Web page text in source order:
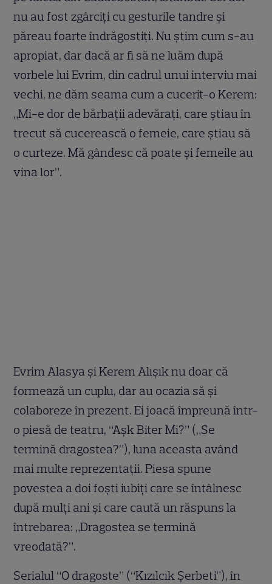
nu au fost zgârciți cu gesturile tandre și
păreau foarte îndrăgostiți. Nu știm cum s-au
apropiat, dar dacă ar fi să ne luăm după
vorbele lui Evrim, din cadrul unui interviu mai
vechi, ne dăm seama cum a cucerit-o Kerem:
„Mi-e dor de bărbații adevărați, care știau în
trecut să cucerească o femeie, care știau să
o curteze. Mă gândesc că poate și femeile au
vina lor”.
Evrim Alasya și Kerem Alışık nu doar că
formează un cuplu, dar au ocazia să și
colaboreze în prezent. Ei joacă împreună într-
o piesă de teatru, “Aşk Biter Mi?” („Se
termină dragostea?”), luna aceasta având
mai multe reprezentații. Piesa spune
povestea a doi foști iubiți care se întâlnesc
după mulți ani și care caută un răspuns la
întrebarea: „Dragostea se termină
vreodată?”.
Serialul “O dragoste” (“Kızılcık Şerbeti”), în